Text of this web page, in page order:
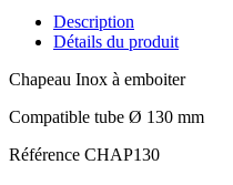
Description
Détails du produit
Chapeau Inox à emboiter
Compatible tube Ø 130 mm
Référence CHAP130